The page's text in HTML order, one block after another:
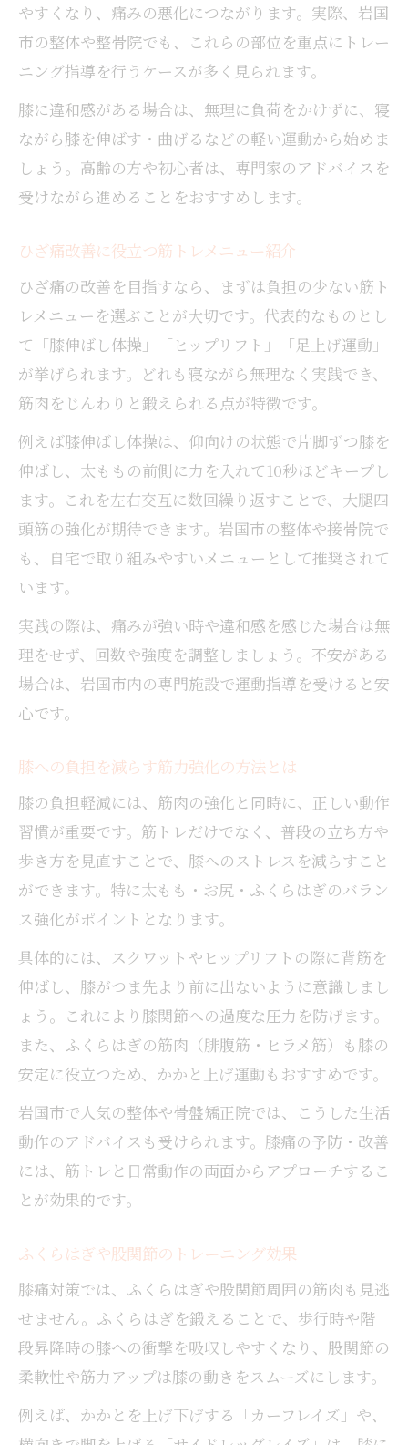
やすくなり、痛みの悪化につながります。実際、岩国
市の整体や整骨院でも、これらの部位を重点にトレー
ニング指導を行うケースが多く見られます。
膝に違和感がある場合は、無理に負荷をかけずに、寝
ながら膝を伸ばす・曲げるなどの軽い運動から始めま
しょう。高齢の方や初心者は、専門家のアドバイスを
受けながら進めることをおすすめします。
ひざ痛改善に役立つ筋トレメニュー紹介
ひざ痛の改善を目指すなら、まずは負担の少ない筋ト
レメニューを選ぶことが大切です。代表的なものとし
て「膝伸ばし体操」「ヒップリフト」「足上げ運動」
が挙げられます。どれも寝ながら無理なく実践でき、
筋肉をじんわりと鍛えられる点が特徴です。
例えば膝伸ばし体操は、仰向けの状態で片脚ずつ膝を
伸ばし、太ももの前側に力を入れて10秒ほどキープし
ます。これを左右交互に数回繰り返すことで、大腿四
頭筋の強化が期待できます。岩国市の整体や接骨院で
も、自宅で取り組みやすいメニューとして推奨されて
います。
実践の際は、痛みが強い時や違和感を感じた場合は無
理をせず、回数や強度を調整しましょう。不安がある
場合は、岩国市内の専門施設で運動指導を受けると安
心です。
膝への負担を減らす筋力強化の方法とは
膝の負担軽減には、筋肉の強化と同時に、正しい動作
習慣が重要です。筋トレだけでなく、普段の立ち方や
歩き方を見直すことで、膝へのストレスを減らすこと
ができます。特に太もも・お尻・ふくらはぎのバラン
ス強化がポイントとなります。
具体的には、スクワットやヒップリフトの際に背筋を
伸ばし、膝がつま先より前に出ないように意識しまし
ょう。これにより膝関節への過度な圧力を防げます。
また、ふくらはぎの筋肉（腓腹筋・ヒラメ筋）も膝の
安定に役立つため、かかと上げ運動もおすすめです。
岩国市で人気の整体や骨盤矯正院では、こうした生活
動作のアドバイスも受けられます。膝痛の予防・改善
には、筋トレと日常動作の両面からアプローチするこ
とが効果的です。
ふくらはぎや股関節のトレーニング効果
膝痛対策では、ふくらはぎや股関節周囲の筋肉も見逃
せません。ふくらはぎを鍛えることで、歩行時や階
段昇降時の膝への衝撃を吸収しやすくなり、股関節の
柔軟性や筋力アップは膝の動きをスムーズにします。
例えば、かかとを上げ下げする「カーフレイズ」や、